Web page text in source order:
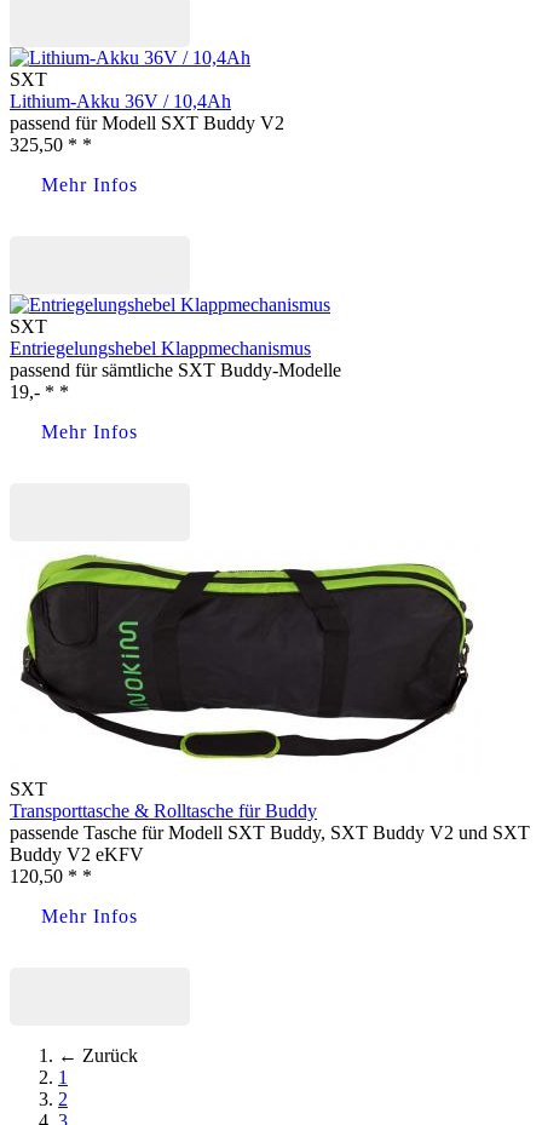
SXT
Lithium-Akku 36V / 10,4Ah
passend für Modell SXT Buddy V2
325,50 * *
Mehr Infos
SXT
Entriegelungshebel Klappmechanismus
passend für sämtliche SXT Buddy-Modelle
19,- * *
Mehr Infos
SXT
Transporttasche & Rolltasche für Buddy
passende Tasche für Modell SXT Buddy, SXT Buddy V2 und SXT
Buddy V2 eKFV
120,50 * *
Mehr Infos
← Zurück
1
2
3